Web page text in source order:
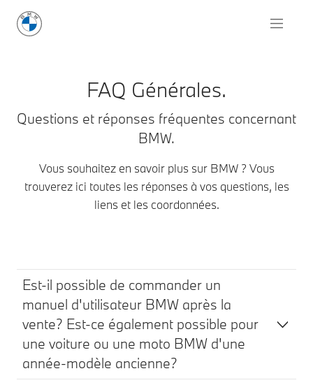
FAQ Générales.
Questions et réponses fréquentes concernant
BMW.
Vous souhaitez en savoir plus sur BMW ? Vous
trouverez ici toutes les réponses à vos questions, les
liens et les coordonnées.
Est-il possible de commander un
manuel d'utilisateur BMW après la
vente? Est-ce également possible pour
une voiture ou une moto BMW d'une
année-modèle ancienne?